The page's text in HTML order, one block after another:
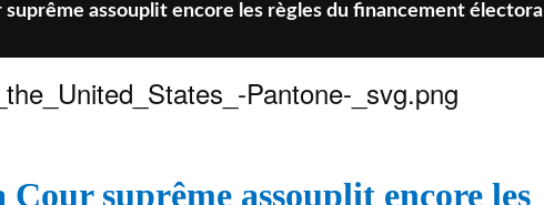
suprême assouplit encore les règles du financement électoral
Cour suprême assouplit encore les